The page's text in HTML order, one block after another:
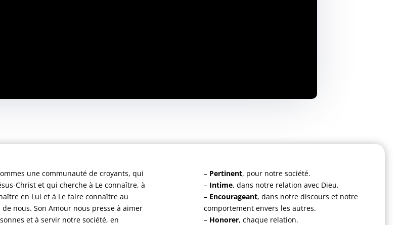
une communauté de croyants, qui
Christ et qui cherche à Le connaître, à
en Lui et à Le faire connaître au
de nous. Son Amour nous presse à aimer
et à servir notre société, en
– Pertinent, pour notre société.
– Intime, dans notre relation avec Dieu.
– Encourageant, dans notre discours et notre
comportement envers les autres.
– Honorer, chaque relation.